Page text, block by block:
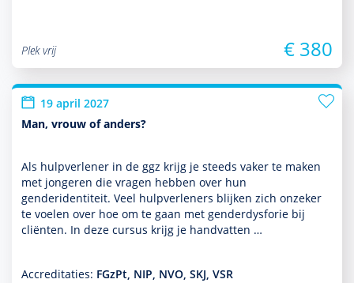
Plek vrij € 380
19 april 2027
Man, vrouw of anders?
Als hulp­ver­le­ner in de ggz krijg je steeds vaker te maken
met jongeren die vragen hebben over hun
genderidentiteit. Veel hulp­ver­le­ners blijken zich onzeker
te voelen over hoe om te gaan met genderdysforie bij
cliënten. In deze cursus krijg je handvatten …
Accreditaties: FGzPt, NIP, NVO, SKJ, VSR